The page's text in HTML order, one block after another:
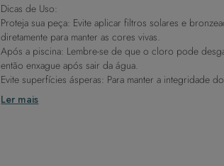
Dicas de Uso:
Proteja sua peça: Evite aplicar filtros solares e
diretamente para manter as cores vivas.
Após a piscina: Lembre-se de que o cloro pode
então enxague após sair da água.
Evite superfícies ásperas: Para manter a integridade
contato com superfícies rugosas.
Ler mais